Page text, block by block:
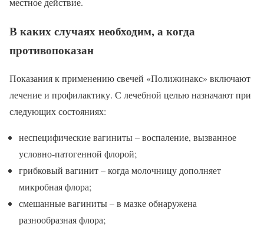
В каких случаях необходим, а когда
противопоказан
Показания к применению свечей «Полижинакс» включают
лечение и профилактику. С лечебной целью назначают при
следующих состояниях:
неспецифические вагиниты – воспаление, вызванное
условно-патогенной флорой;
грибковый вагинит – когда молочницу дополняет
микробная флора;
смешанные вагиниты – в мазке обнаружена
разнообразная флора;